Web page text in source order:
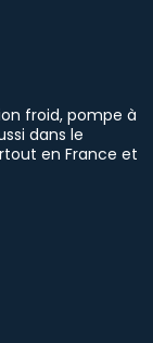
froid, pompe à
dans le
en France et